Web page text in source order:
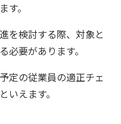
。
を検討する際、対象と
必要があります。
定の従業員の適正チェ
いえます。